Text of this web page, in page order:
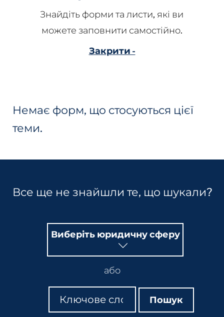
Знайдіть форми та листи, які ви
можете заповнити самостійно.
Закрити -
Немає форм, що стосуються цієї
теми.
Все ще не знайшли те, що шукали?
Виберіть юридичну сферу
або
Пошук
Пошук Пошук